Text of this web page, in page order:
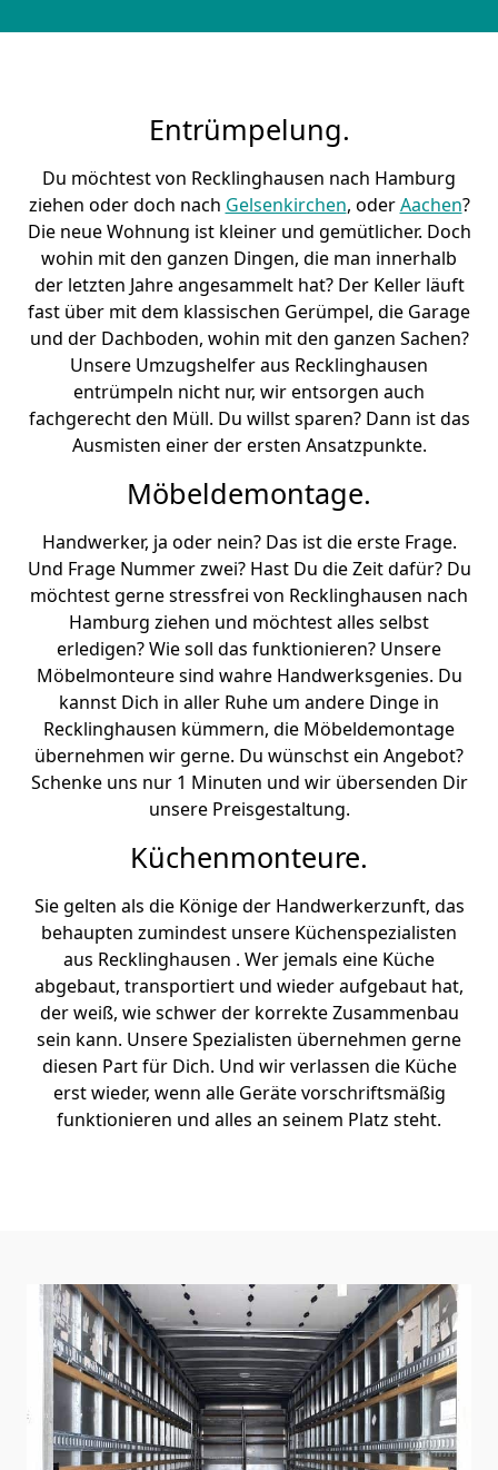
Entrümpelung.
Du möchtest von Recklinghausen nach Hamburg
ziehen oder doch nach Gelsenkirchen, oderAachen?
Die neue Wohnung ist kleiner und gemütlicher. Doch
wohin mit den ganzen Dingen, die man innerhalb
der letzten Jahre angesammelt hat? Der Keller läuft
fast über mit dem klassischen Gerümpel, die Garage
und der Dachboden, wohin mit den ganzen Sachen?
Unsere Umzugshelfer aus Recklinghausen
entrümpeln nicht nur, wir entsorgen auch
fachgerecht den Müll. Du willst sparen? Dann ist das
Ausmisten einer der ersten Ansatzpunkte.
Möbeldemontage.
Handwerker, ja oder nein? Das ist die erste Frage.
Und Frage Nummer zwei? Hast Du die Zeit dafür? Du
möchtest gerne stressfrei von Recklinghausen nach
Hamburg ziehen und möchtest alles selbst
erledigen? Wie soll das funktionieren? Unsere
Möbelmonteure sind wahre Handwerksgenies. Du
kannst Dich in aller Ruhe um andere Dinge in
Recklinghausen kümmern, die Möbeldemontage
übernehmen wir gerne. Du wünschst ein Angebot?
Schenke uns nur 1 Minuten und wir übersenden Dir
unsere Preisgestaltung.
Küchenmonteure.
Sie gelten als die Könige der Handwerkerzunft, das
behaupten zumindest unsere Küchenspezialisten
aus Recklinghausen . Wer jemals eine Küche
abgebaut, transportiert und wieder aufgebaut hat,
der weiß, wie schwer der korrekte Zusammenbau
sein kann. Unsere Spezialisten übernehmen gerne
diesen Part für Dich. Und wir verlassen die Küche
erst wieder, wenn alle Geräte vorschriftsmäßig
funktionieren und alles an seinem Platz steht.